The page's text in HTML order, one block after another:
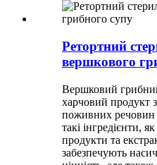
Ретортний
вершкового
Вершковий
харчовий продукт
поживних речовин
такі інгредієнти,
продукти та
забезпечують